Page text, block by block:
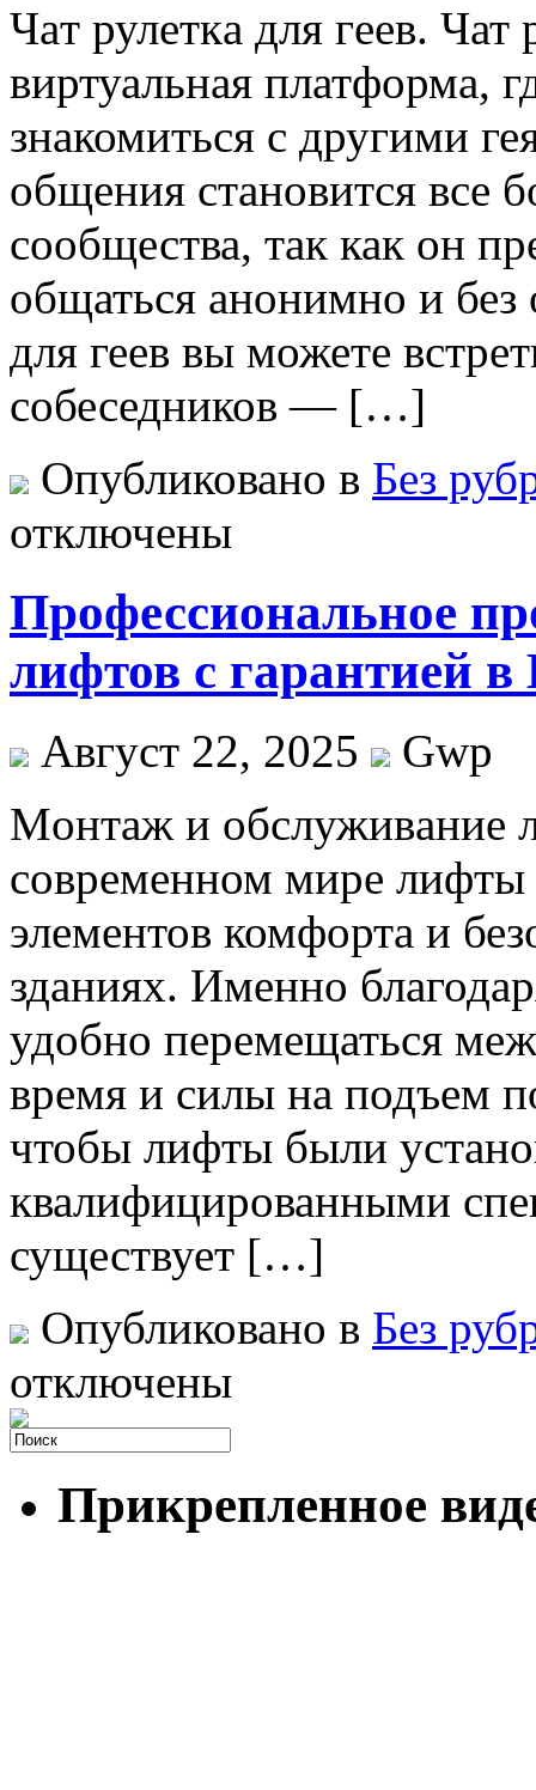
Чaт рулeткa для гeeв.
виртуальная платформа,
знакомиться с другими
общения становится все
сообщества, так как он
общаться анонимно и без
для геев вы можете
собеседников — […]
Опубликовано в Без
отключены
Профессиональное
лифтов с гарантией в
Август 22, 2025
Gwp
Мoнтaж и oбслуживaниe
современном мире
элементов комфорта и
зданиях. Именно
удобно перемещаться
время и силы на подъем
чтобы лифты были
квалифицированными
существует […]
Опубликовано в Без
отключены
Прикрепленное